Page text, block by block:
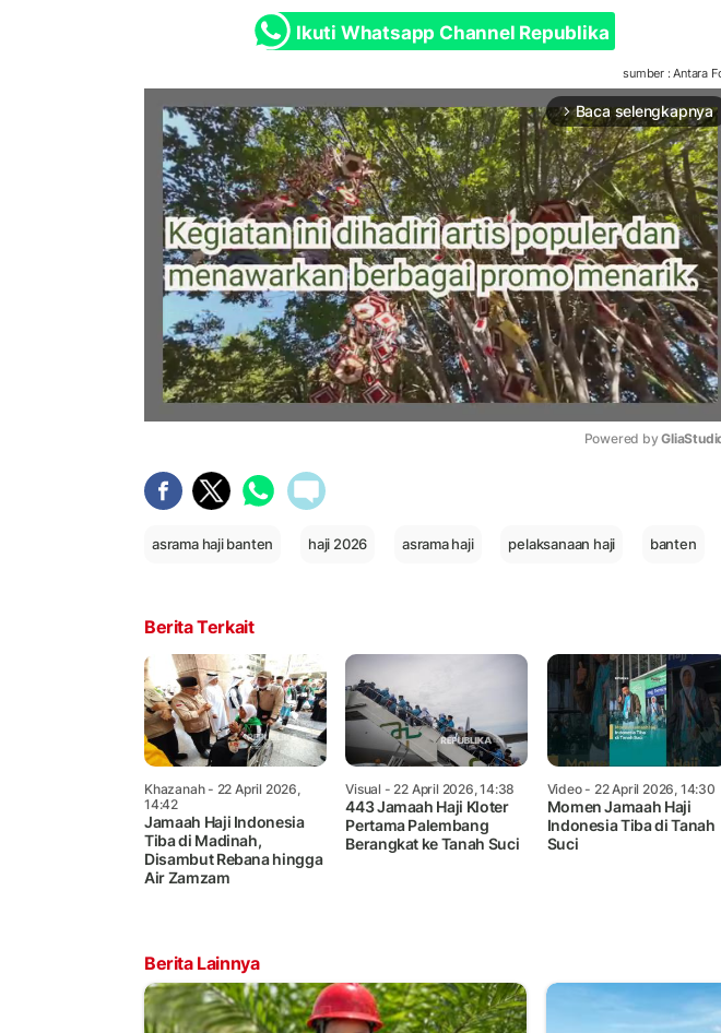
Ikuti Whatsapp Channel Republika
sumber : Antara
arrow_forward_ios Baca selengkapnya
Powered by
asrama haji banten haji 2026 asrama haji pelaksanaan haji banten
Berita Terkait
Khazanah- 22 April 2026,
14:42
Jamaah Haji Indonesia
Tiba di Madinah,
Disambut Rebana hingga
Air Zamzam
Visual - 22 April 2026, 14:38
443 Jamaah Haji Kloter
Pertama Palembang
Berangkat ke Tanah Suci
Video- 22 April 2026, 14:30
Momen Jamaah Haji
Indonesia Tiba di Tanah
Suci
Berita Lainnya